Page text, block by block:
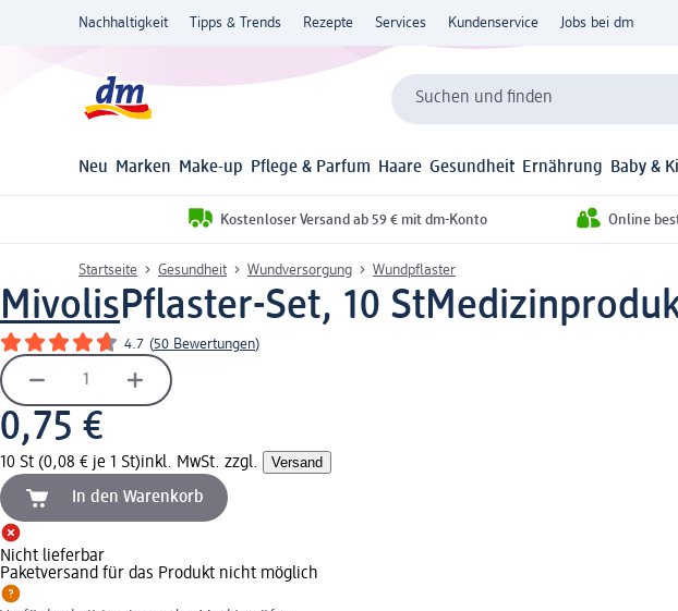
Nachhaltigkeit Tipps & Trends Rezepte Services Kundenservice Jobs bei dm
Suchen und finden
Neu Marken Make-up Pflege & Parfum Haare Gesundheit Ernährung Baby &
Kostenloser Versand ab 59 € mit dm-Konto Online
Startseite Gesundheit Wundversorgung Wundpflaster
MivolisPflaster-Set, 10 St
4.7 (50 Bewertungen)
0,75 €
10 St (0,08 € je 1 St)inkl. MwSt. zzgl. Versand
In den Warenkorb
Nicht lieferbar
Paketversand für das Produkt nicht möglich